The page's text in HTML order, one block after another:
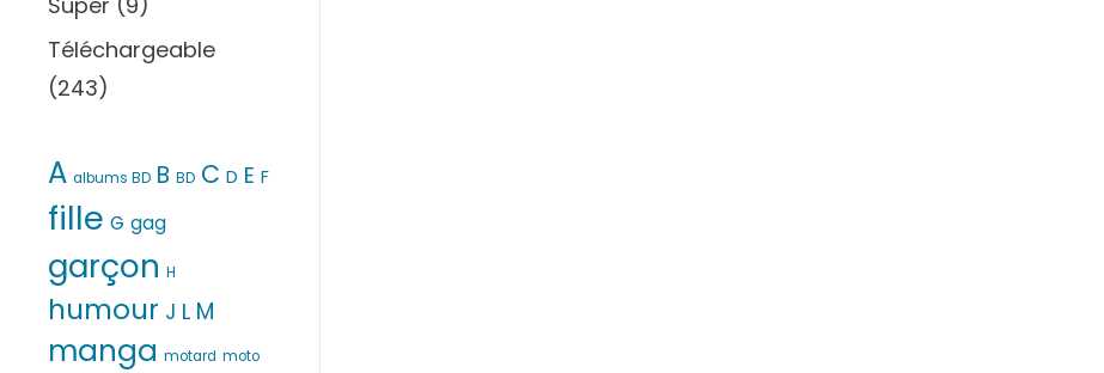
Téléchargeable
(243)
A albums BD B BD C D E F
fille G gag
garçon H
humour J L M
manga motard moto